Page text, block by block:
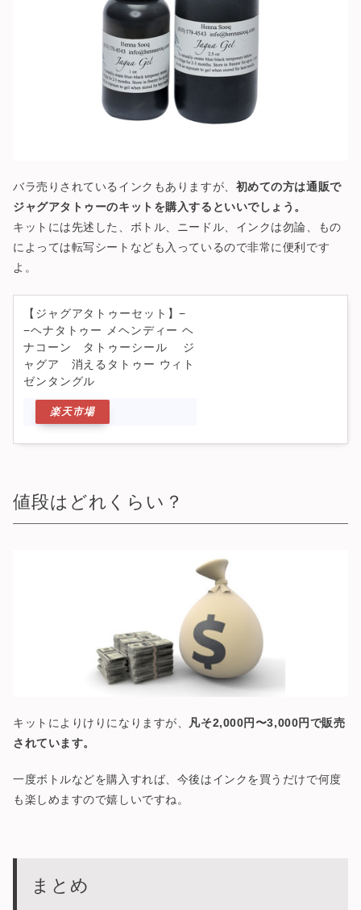
バラ売りされているインクもありますが、 初めての方は通販で
ジャグアタトゥーのキットを購入するといいでしょう。
キットには先述した、ボトル、ニードル、インクは勿論、もの
によっては転写シートなども入っているので非常に便利です
よ。
【ジャグアタトゥーセット】−
−ヘナタトゥー メヘンディー ヘ
ナコーン タトゥーシール ジ
ャグア 消えるタトゥー ウィト
ゼンタングル
楽天市場
値段はどれくらい？
キットによりけりになりますが、 凡そ2,000円〜3,000円で販売
されています。
一度ボトルなどを購入すれば、今後はインクを買うだけで何度
も楽しめますので嬉しいですね。
まとめ